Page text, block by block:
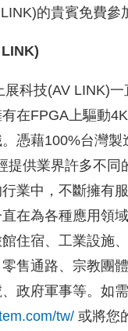
的貴賓免費參
展科技(AV LINK)一
在FPGA上驅動
憑藉100%台灣製
提供業界許多不同
業中，不斷擁有
在為各種應用領
住宿、工業設施
售通路、宗教團
政府軍事等。如
tw/ 或將您